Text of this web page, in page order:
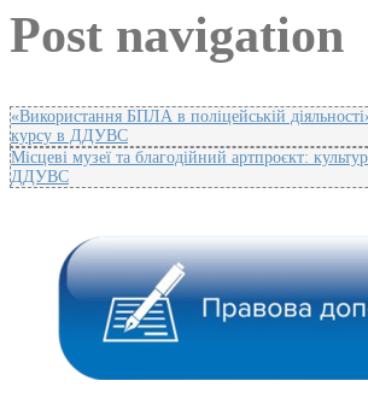
Post navigation
«Використання БПЛА в поліцейській
курсу в ДДУВС
Місцеві музеї та благодійний артпроєкт:
ДДУВС